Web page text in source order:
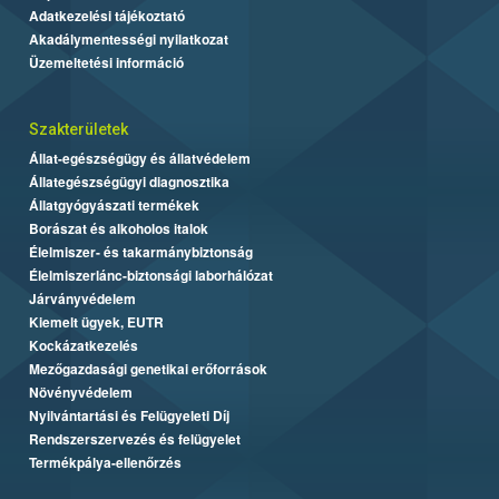
Adatkezelési tájékoztató
Akadálymentességi nyilatkozat
Üzemeltetési információ
Szakterületek
Állat-egészségügy és állatvédelem
Állategészségügyi diagnosztika
Állatgyógyászati termékek
Borászat és alkoholos italok
Élelmiszer- és takarmánybiztonság
Élelmiszerlánc-biztonsági laborhálózat
Járványvédelem
Kiemelt ügyek, EUTR
Kockázatkezelés
Mezőgazdasági genetikai erőforrások
Növényvédelem
Nyilvántartási és Felügyeleti Díj
Rendszerszervezés és felügyelet
Termékpálya-ellenőrzés